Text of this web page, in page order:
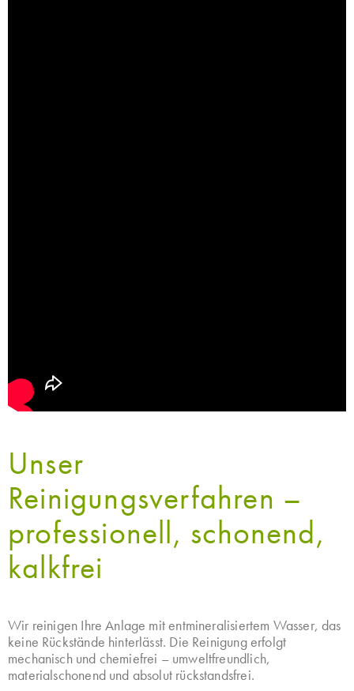
Unser
Reinigungsverfahren –
professionell, schonend,
kalkfrei
Wir reinigen Ihre Anlage mit entmineralisiertem Wasser, das
keine Rückstände hinterlässt. Die Reinigung erfolgt
mechanisch und chemiefrei – umweltfreundlich,
materialschonend und absolut rückstandsfrei.